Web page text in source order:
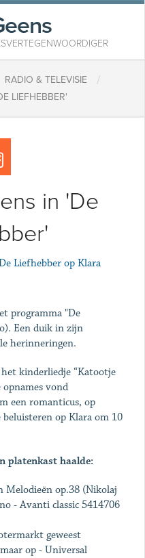
RADIO & TELEVISIE /
LIEFHEBBER'
in 'De
Liefhebber op Klara
programma "De
Een duik in zijn
herinneringen.
kinderliedje “Katootje
vond
een romanticus, op
op Klara om 10
platenkast haalde:
Melodieën op.38 (Nikolaj
- Avanti classic 5414706
geweest
op - Universal